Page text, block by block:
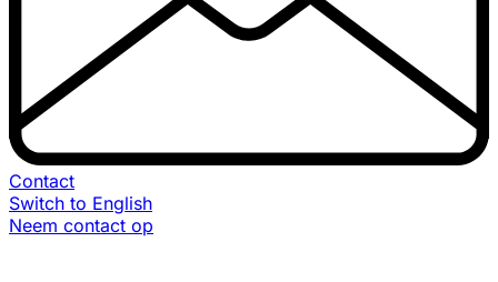
Contact
Switch to English
Neem contact op